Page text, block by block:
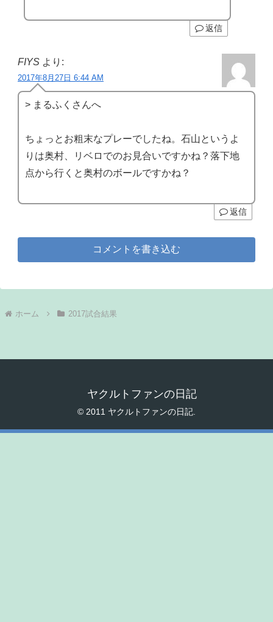
返信
FIYS より:
2017年8月27日 6:44 AM
> まるふくさんへ
ちょっとお粗末なプレーでしたね。石山というよ
りは奥村、リベロでのお見合いですかね？落下地
点から行くと奥村のボールですかね？
返信
コメントを書き込む
ホーム 2017試合結果
ヤクルトファンの日記
© 2011 ヤクルトファンの日記.